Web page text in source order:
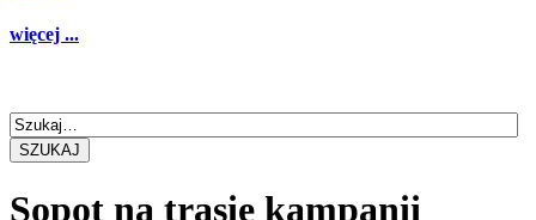
więcej ...
SZUKAJ
Sopot na trasie kampanii